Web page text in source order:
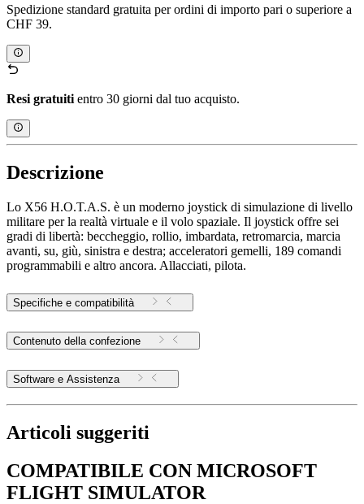
Spedizione standard gratuita per ordini di importo pari o superiore a
CHF 39.
Resi gratuiti entro 30 giorni dal tuo acquisto.
Descrizione
Lo X56 H.O.T.A.S. è un moderno joystick di simulazione di livello
militare per la realtà virtuale e il volo spaziale. Il joystick offre sei
gradi di libertà: beccheggio, rollio, imbardata, retromarcia, marcia
avanti, su, giù, sinistra e destra; acceleratori gemelli, 189 comandi
programmabili e altro ancora. Allacciati, pilota.
Specifiche e compatibilità
Contenuto della confezione
Software e Assistenza
Articoli suggeriti
COMPATIBILE CON MICROSOFT
FLIGHT SIMULATOR